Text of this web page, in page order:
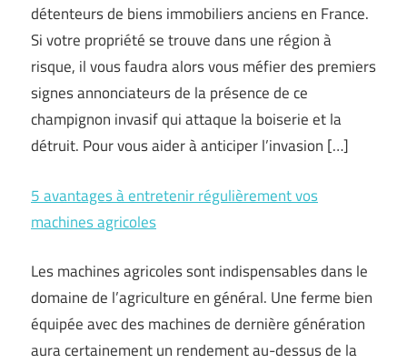
détenteurs de biens immobiliers anciens en France.
Si votre propriété se trouve dans une région à
risque, il vous faudra alors vous méfier des premiers
signes annonciateurs de la présence de ce
champignon invasif qui attaque la boiserie et la
détruit. Pour vous aider à anticiper l’invasion […]
5 avantages à entretenir régulièrement vos
machines agricoles
Les machines agricoles sont indispensables dans le
domaine de l’agriculture en général. Une ferme bien
équipée avec des machines de dernière génération
aura certainement un rendement au-dessus de la